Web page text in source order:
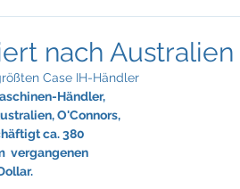
BRP-Rotax
nach Australien
Case IH-Händler
Händler,
O'Connors,
ca. 380
vergangenen